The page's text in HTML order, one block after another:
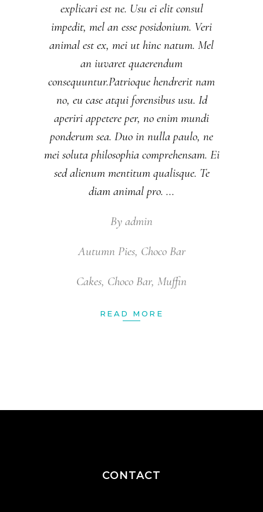
explicari est ne. Usu ei elit consul
impedit, mel an esse posidonium. Veri
animal est ex, mei ut hinc natum. Mel
an iuvaret quaerendum
consequuntur.Patrioque hendrerit nam
no, eu case atqui forensibus usu. Id
aperiri appetere per, no enim mundi
ponderum sea. Duo in nulla paulo, ne
mei soluta philosophia comprehensam. Ei
sed alienum mentitum qualisque. Te
diam animal pro.
By admin
Autumn Pies, Choco Bar
Cakes, Choco Bar, Muffin
READ MORE
CONTACT